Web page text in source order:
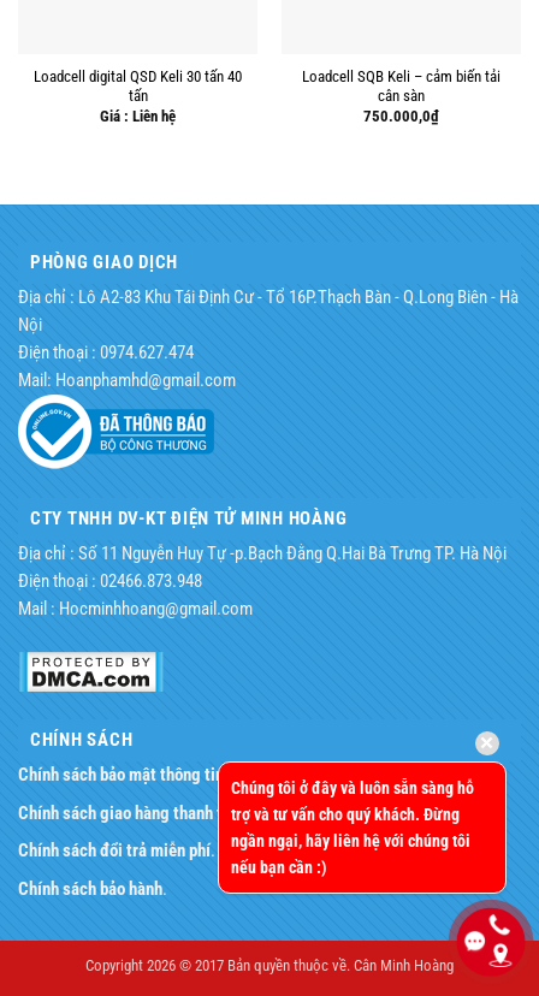
Loadcell digital QSD Keli 30 tấn 40
tấn
Giá : Liên hệ
Loadcell SQB Keli – cảm biến tải
cân sàn
750.000,0₫
PHÒNG GIAO DỊCH
Địa chỉ : Lô A2-83 Khu Tái Định Cư - Tổ 16P.Thạch Bàn - Q.Long Biên - Hà
Nội
Điện thoại : 0974.627.474
Mail: Hoanphamhd@gmail.com
CTY TNHH DV-KT ĐIỆN TỬ MINH HOÀNG
Địa chỉ : Số 11 Nguyễn Huy Tự -p.Bạch Đằng Q.Hai Bà Trưng TP. Hà Nội
Điện thoại : 02466.873.948
Mail : Hocminhhoang@gmail.com
CHÍNH SÁCH
Chính sách bảo mật thông tin
Chính sách giao hàng thanh toán.
Chính sách đổi trả miễn phí.
Chính sách bảo hành.
Copyright 2026 © 2017 Bản quyền thuộc về. Cân Minh Hoàng
Chúng tôi ở đây và luôn sẵn sàng hỗ
trợ và tư vấn cho quý khách. Đừng
ngần ngại, hãy liên hệ với chúng tôi
nếu bạn cần :)